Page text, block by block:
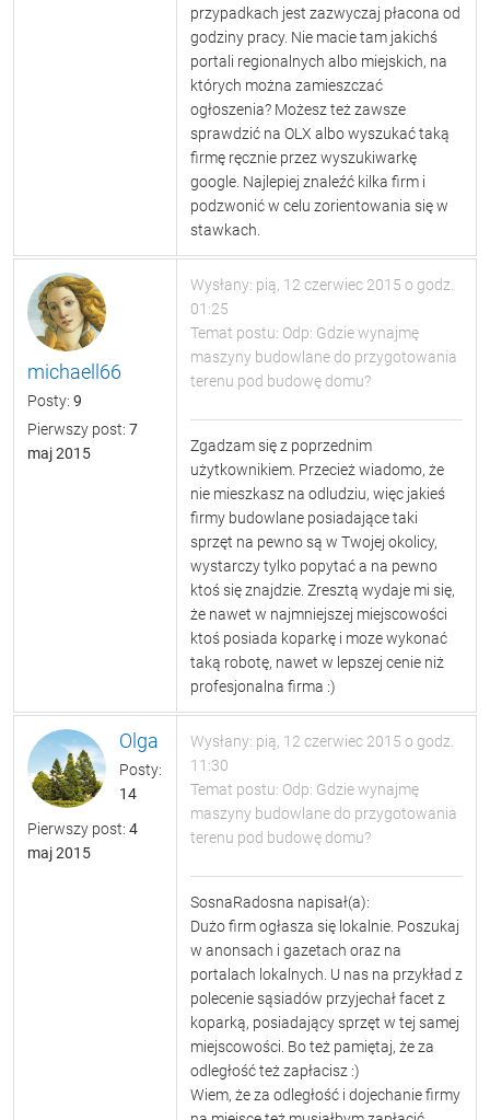
przypadkach jest zazwyczaj płacona od
godziny pracy. Nie macie tam jakichś
portali regionalnych albo miejskich, na
których można zamieszczać
ogłoszenia? Możesz też zawsze
sprawdzić na OLX albo wyszukać taką
firmę ręcznie przez wyszukiwarkę
google. Najlepiej znaleźć kilka firm i
podzwonić w celu zorientowania się w
stawkach.
michaell66
Posty: 9
Pierwszy post: 7
maj 2015
Wysłany: pią, 12 czerwiec 2015 o godz.
01:25
Temat postu: Odp: Gdzie wynajmę
maszyny budowlane do przygotowania
terenu pod budowę domu?
Zgadzam się z poprzednim
użytkownikiem. Przecież wiadomo, że
nie mieszkasz na odludziu, więc jakieś
firmy budowlane posiadające taki
sprzęt na pewno są w Twojej okolicy,
wystarczy tylko popytać a na pewno
ktoś się znajdzie. Zresztą wydaje mi się,
że nawet w najmniejszej miejscowości
ktoś posiada koparkę i moze wykonać
taką robotę, nawet w lepszej cenie niż
profesjonalna firma :)
Olga
Posty:
14
Pierwszy post: 4
maj 2015
Wysłany: pią, 12 czerwiec 2015 o godz.
11:30
Temat postu: Odp: Gdzie wynajmę
maszyny budowlane do przygotowania
terenu pod budowę domu?
SosnaRadosna napisał(a):
Dużo firm ogłasza się lokalnie. Poszukaj
w anonsach i gazetach oraz na
portalach lokalnych. U nas na przykład z
polecenie sąsiadów przyjechał facet z
koparką, posiadający sprzęt w tej samej
miejscowości. Bo też pamiętaj, że za
odległość też zapłacisz :)
Wiem, że za odległość i dojechanie firmy